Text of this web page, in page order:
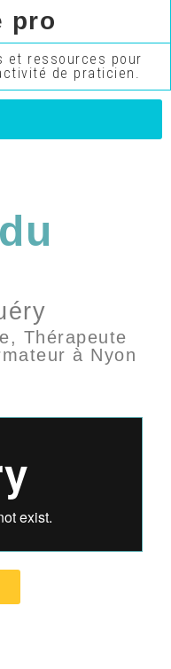
pro
et ressources pour
de praticien.
du
Thérapeute
à Nyon